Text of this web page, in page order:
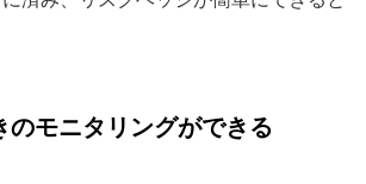
のモニタリングができる